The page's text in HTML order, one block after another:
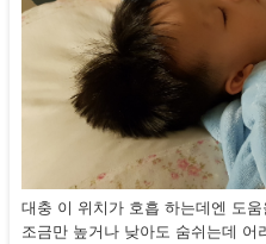
대충 이 위치가 호흡 하는데엔 도
조금만 높거나 낮아도 숨쉬는데 어